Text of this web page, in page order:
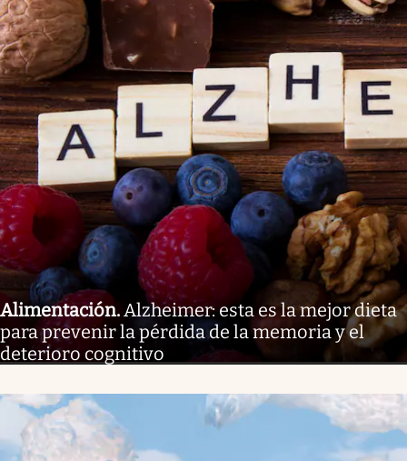
Alimentación.Alzheimer: esta es la mejor dieta
para prevenir la pérdida de la memoria y el
deterioro cognitivo